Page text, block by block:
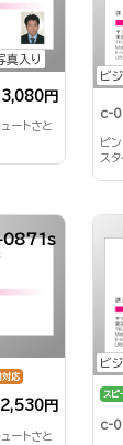
真入り
3,080円
ートさと
ビ
c-
ピ
スタ
対応
2,530円
ートさと
ビ
スピ
c-